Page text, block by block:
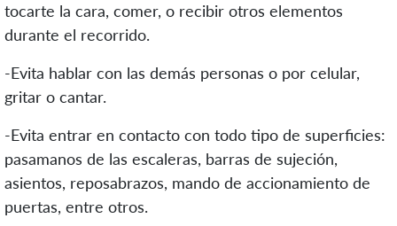
tocarte la cara, comer, o recibir otros elementos
durante el recorrido.
-Evita hablar con las demás personas o por celular,
gritar o cantar.
-Evita entrar en contacto con todo tipo de superficies:
pasamanos de las escaleras, barras de sujeción,
asientos, reposabrazos, mando de accionamiento de
puertas, entre otros.